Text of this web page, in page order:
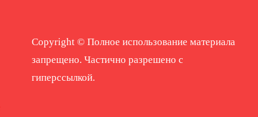
Copyright © Полное использование материала
запрещено. Частично разрешено с
гиперссылкой.